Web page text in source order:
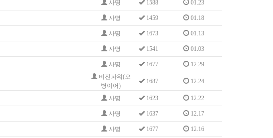
사명 1588 01.23
사명 1459 01.18
사명 1673 01.13
사명 1541 01.03
사명 1677 12.29
비전파워(오
병이어)
1687 12.24
사명 1623 12.22
사명 1637 12.17
사명 1677 12.16